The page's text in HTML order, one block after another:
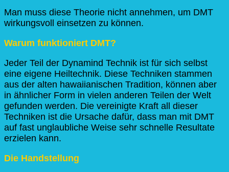
Man muss diese Theorie nicht annehmen, um DMT
wirkungsvoll einsetzen zu können.
Warum funktioniert DMT?
Jeder Teil der Dynamind Technik ist für sich selbst
eine eigene Heiltechnik. Diese Techniken stammen
aus der alten hawaiianischen Tradition, können aber
in ähnlicher Form in vielen anderen Teilen der Welt
gefunden werden. Die vereinigte Kraft all dieser
Techniken ist die Ursache dafür, dass man mit DMT
auf fast unglaubliche Weise sehr schnelle Resultate
erzielen kann.
Die Handstellung